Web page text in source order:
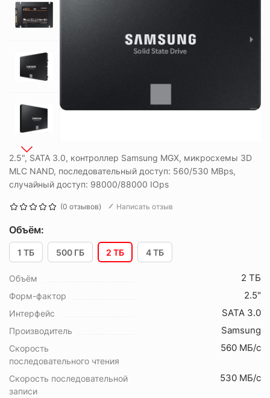
2.5", SATA 3.0, контроллер Samsung MGX, микросхемы 3D
MLC NAND, последовательный доступ: 560/530 MBps,
случайный доступ: 98000/88000 IOps
(0 отзывов) Написать отзыв
Объём:
1 ТБ 500 ГБ 2 ТБ 4 ТБ
Объём 2 ТБ
Форм-фактор 2.5"
Интерфейс SATA 3.0
Производитель Samsung
Скорость
последовательного чтения
560 МБ/с
Скорость последовательной
записи
530 МБ/с